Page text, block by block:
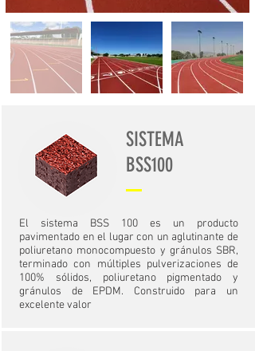
SISTEMA
BSS100
El sistema BSS 100 es un producto
pavimentado en el lugar con un aglutinante de
poliuretano monocompuesto y gránulos SBR,
terminado con múltiples pulverizaciones de
100% sólidos, poliuretano pigmentado y
gránulos de EPDM. Construido para un
excelente valor